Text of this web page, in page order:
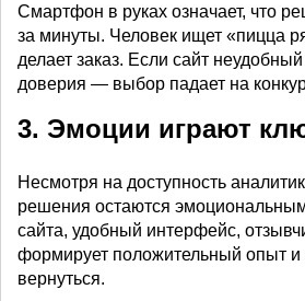
Смартфон в руках означает, что
за минуты. Человек ищет «пицца
делает заказ. Если сайт
доверия — выбор падает на
3. Эмоции играют
Несмотря на доступность
решения остаются
сайта, удобный интерфейс,
формирует положительный опыт и
вернуться.